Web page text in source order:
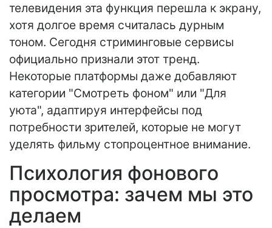
телевидения эта функция перешла к экрану,
хотя долгое время считалась дурным
тоном. Сегодня стриминговые сервисы
официально признали этот тренд.
Некоторые платформы даже добавляют
категории "Смотреть фоном" или "Для
уюта", адаптируя интерфейсы под
потребности зрителей, которые не могут
уделять фильму стопроцентное внимание.
Психология фонового
просмотра: зачем мы это
делаем